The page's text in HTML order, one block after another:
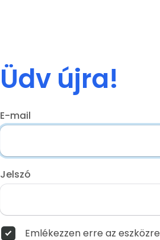
Üdv újra!
E-mail
Jelszó
Emlékezzen erre az eszközre